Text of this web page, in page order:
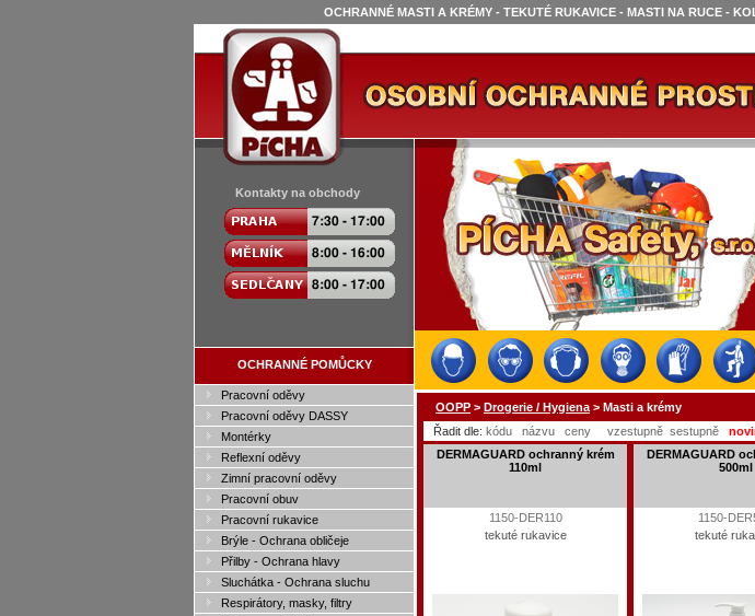
OCHRANNÉ MASTI A KRÉMY - TEKUTÉ RUKAVICE - MASTI NA RUCE -
Kontakty na obchody
OCHRANNÉ POMŮCKY
Pracovní oděvy
Pracovní oděvy DASSY
Montérky
Reflexní oděvy
Zimní pracovní oděvy
Pracovní obuv
Pracovní rukavice
Brýle - Ochrana obličeje
Přilby - Ochrana hlavy
Sluchátka - Ochrana sluchu
Respirátory, masky, filtry
OOPP > Drogerie / Hygiena > Masti a krémy
Řadit dle: kódu názvu ceny vzestupně sestupně
DERMAGUARD ochranný krém
110ml
1150-DER110
tekuté rukavice
DERMAGUARD
500ml
1150-
tekuté